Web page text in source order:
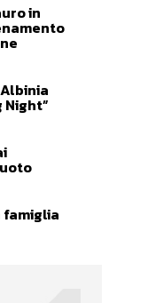
in
Night”
famiglia